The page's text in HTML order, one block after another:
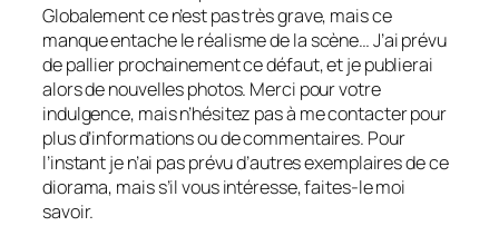
Globalement ce n’est pas très grave, mais ce
manque entache le réalisme de la scène… J’ai prévu
de pallier prochainement ce défaut, et je publierai
alors de nouvelles photos. Merci pour votre
indulgence, mais n’hésitez pas à me contacter pour
plus d’informations ou de commentaires. Pour
l’instant je n’ai pas prévu d’autres exemplaires de ce
diorama, mais s’il vous intéresse, faites-le moi
savoir.